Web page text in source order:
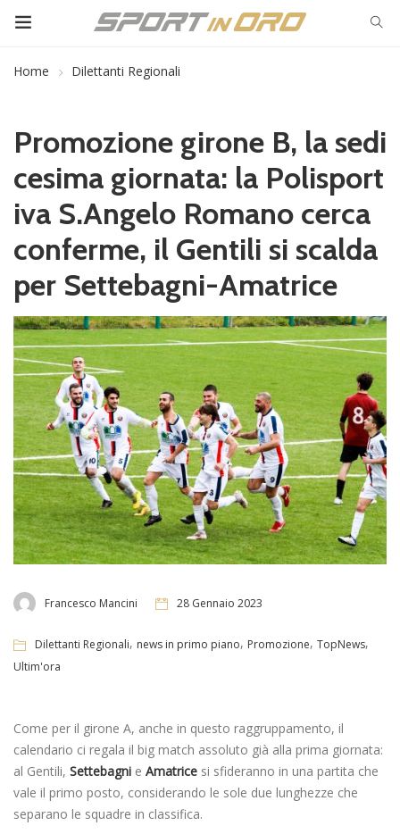
Home Dilettanti Regionali
Promozione girone B, la sedi
cesima giornata: la Polisport
iva S.Angelo Romano cerca
conferme, il Gentili si scalda
per Settebagni-Amatrice
Francesco Mancini 28 Gennaio 2023
Dilettanti Regionali, news in primo piano, Promozione, TopNews,
Ultim'ora
Come per il girone A, anche in questo raggruppamento, il
calendario ci regala il big match assoluto già alla prima giornata:
al Gentili, Settebagni e Amatrice si sfideranno in una partita che
vale il primo posto, considerando le sole due lunghezze che
separano le squadre in classifica.